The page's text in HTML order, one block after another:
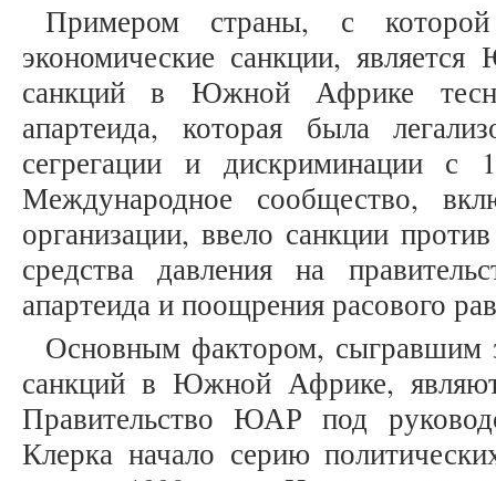
Примером страны, с
экономические санкции,
санкций в Южной Африке
апартеида, которая была
сегрегации и дискриминации с
Международное сообщество,
организации, ввело санкции
средства давления на
апартеида и поощрения расового
Основным фактором, сыгравшим
санкций в Южной Африке,
Правительство ЮАР под
Клерка начало серию